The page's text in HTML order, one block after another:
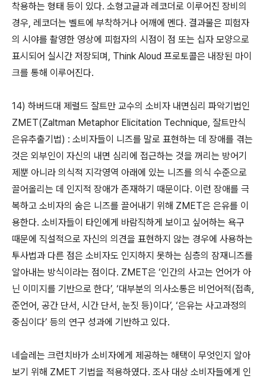
착용하는 형태 등이 있다. 소형고글과 레코더로 이루어진 장비의
경우, 레코더는 벨트에 부착하거나 어깨에 멘다. 결과물은 피험자
의 시야를 촬영한 영상에 피험자의 시점이 점 또는 십자 모양으로
표시되어 실시간 저장되며, Think Aloud 프로토콜은 내장된 마이
크를 통해 이루어진다.
14) 하버드대 제럴드 잘트만 교수의 소비자 내면심리 파악기법인
ZMET(Zaltman Metaphor Elicitation Technique, 잘트만식
은유추출기법) : 소비자들이 니즈를 말로 표현하는 데 장애를 겪는
것은 외부인이 자신의 내면 심리에 접근하는 것을 꺼리는 방어기
제뿐 아니라 의식적 지각영역 아래에 있는 니즈를 의식 수준으로
끌어올리는 데 인지적 장애가 존재하기 때문이다. 이런 장애를 극
복하고 소비자의 숨은 니즈를 끌어내기 위해 ZMET은 은유를 이
용한다. 소비자들이 타인에게 바람직하게 보이고 싶어하는 욕구
때문에 직설적으로 자신의 의견을 표현하지 않는 경우에 사용하는
투사법과 다른 점은 소비자도 인지하지 못하는 심층의 잠재니즈를
알아내는 방식이라는 점이다. ZMET은 ‘인간의 사고는 언어가 아
닌 이미지를 기반으로 한다’, ‘대부분의 의사소통은 비언어적(접촉,
준언어, 공간 단서, 시간 단서, 눈짓 등)이다’, ‘은유는 사고과정의
중심이다’ 등의 연구 성과에 기반하고 있다.
네슬레는 크런치바가 소비자에게 제공하는 해택이 무엇인지 알아
보기 위해 ZMET 기법을 적용하였다. 조사 대상 소비자들에게 인